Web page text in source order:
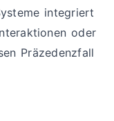
integriert
oder
Präzedenzfall